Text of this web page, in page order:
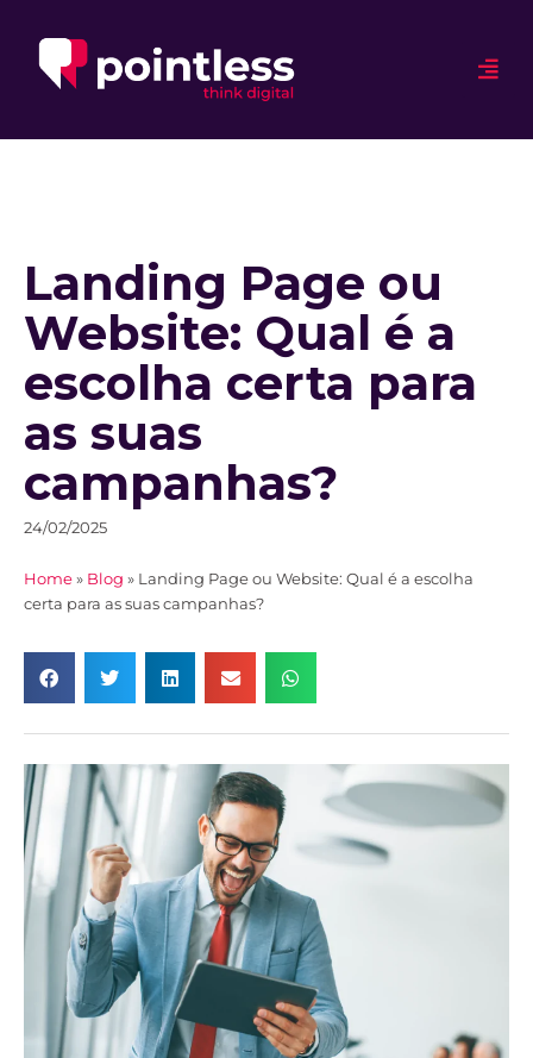
Landing Page ou
Website: Qual é a
escolha certa para
as suas
campanhas?
24/02/2025
Home » Blog » Landing Page ou Website: Qual é a escolha
certa para as suas campanhas?